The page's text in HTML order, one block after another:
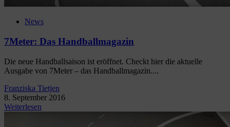
News
7Meter: Das Handballmagazin
Die neue Handballsaison ist eröffnet. Checkt hier die aktuelle
Ausgabe von 7Meter – das Handballmagazin....
Franziska Tietjen
8. September 2016
Weiterlesen